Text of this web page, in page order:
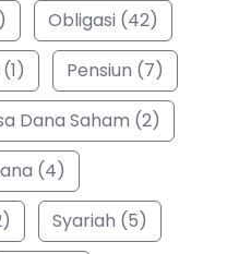
Obligasi (42)
Pensiun (7)
Dana Saham (2)
(4)
Syariah (5)